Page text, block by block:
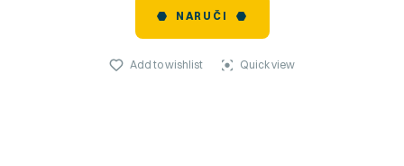
NARUČI
Add to wishlist Quick view